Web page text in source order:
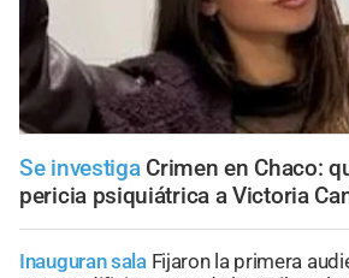
Se investiga Crimen en Chaco:
pericia psiquiátrica a Victoria
Inauguran sala Fijaron la primera